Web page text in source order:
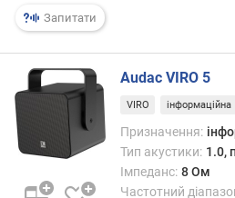
к
м
и
д
т
Запитати
Audac VIRO 5
VIRO інформаційна
Призначення:
Тип акустики: 1.0,
Імпеданс: 8 Ом
Частотний